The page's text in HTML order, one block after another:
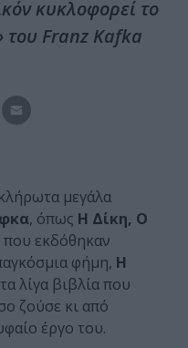
κυκλοφορεί το
του Franz Kafka
μεγάλα
, όπως H Δίκη, O
που εκδόθηκαν
φήμη, H
λίγα βιβλία που
ζούσε κι από
έργο του.